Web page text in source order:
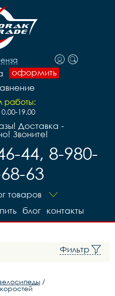
оформить
работы:
19.00
Доставка -
Звоните!
44, 8-980-
63
товаров
контакты
блог
Фильтр
/